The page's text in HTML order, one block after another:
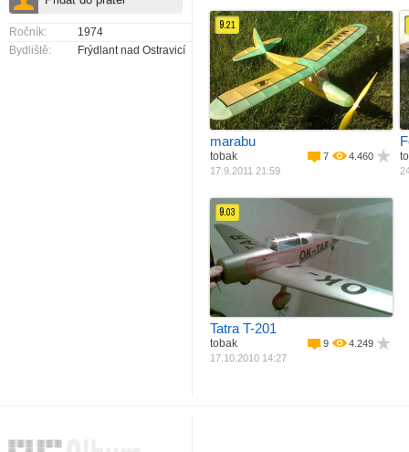
Ročník:
1974
Bydliště:
Frýdlant nad Ostravicí
Materiál
Balza + potah
Pohon
Gumový pohon
Rozpětí
590 mm
Délka
425 mm
Váha
64 g
9.21
marabu
7 4.460
tobak
17.9.2011 21:59
Materiál
Balza + potah
Pohon
Elektro motor
Rozpětí
1070 mm
Délka
710 mm
Váha
650 g
18.1 dm
9.03
Tatra T-201
9 4.249
tobak
17.10.2010 14:27